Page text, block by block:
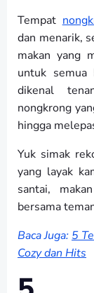
Tempat
dan menarik,
makan yang
untuk semua
dikenal
nongkrong
hingga
Yuk simak
yang layak
santai,
bersama
Baca Juga: 5
Cozy dan Hits